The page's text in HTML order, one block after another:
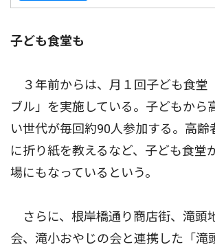
子ども食堂も
３年前からは、月１回子ども食堂
ブル」を実施している。子どもから
い世代が毎回約90人参加する。高齢
に折り紙を教えるなど、子ども食堂
場にもなっているという。
さらに、根岸橋通り商店街、滝頭
会、滝小おやじの会と連携した「滝